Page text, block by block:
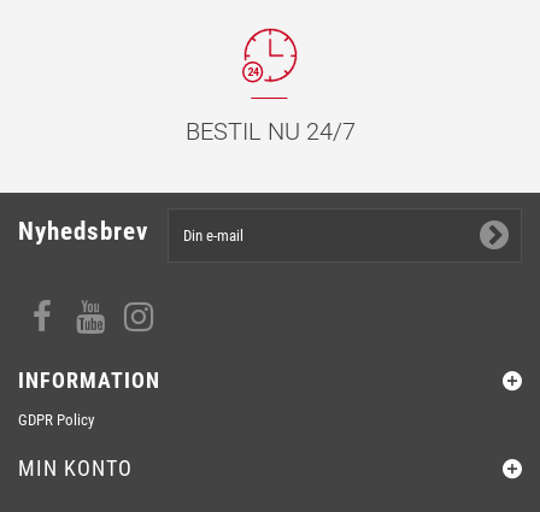
BESTIL NU 24/7
Nyhedsbrev
INFORMATION
GDPR Policy
MIN KONTO